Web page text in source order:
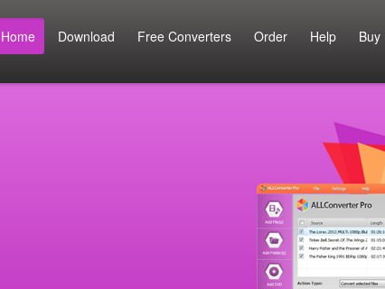
Home Download Free Converters Order Help Buy